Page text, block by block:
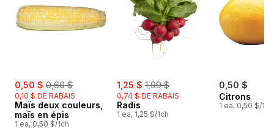
sale:
0,50 $ , formerly:
0,60 $
0,10 $ DE RABAIS
Maïs deux couleurs,
maïs en épis
1 ea, 0,50 $/1ch
sale:
1,25 $ , formerly:
1,99 $
0,74 $ DE RABAIS
Radis
1 ea, 1,25 $/1ch
0,50 $
Citrons
1 ea, 0,50 $/1ch